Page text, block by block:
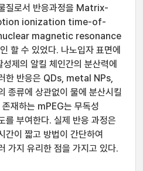
질로서 반응과정을 Matrix-
ionization time-of-
magnetic resonance
할 수 있었다. 나노입자 표면에
제의 알킬 체인간의 분산력에
한 반응은 QDs, metal NPs,
종류에 상관없이 물에 분산시킬
재하는 mPEG는 무독성
를 부여한다. 실제 반응 과정은
간이 짧고 방법이 간단하여
가지 유리한 점을 가지고 있다.